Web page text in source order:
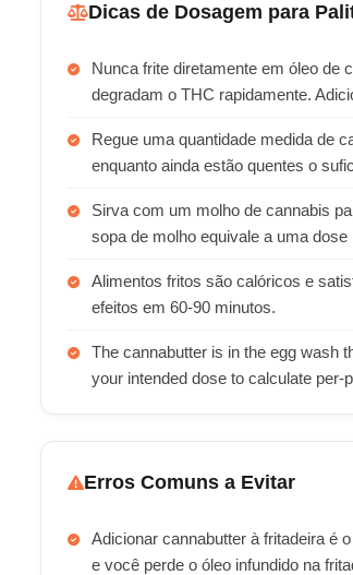
Dicas de Dosagem para
Nunca frite diretamente em óleo de
degradam o THC rapidamente.
Regue uma quantidade medida de
enquanto ainda estão quentes o
Sirva com um molho de cannabis
sopa de molho equivale a uma dose
Alimentos fritos são calóricos e
efeitos em 60-90 minutos.
The cannabutter is in the egg wash
your intended dose to calculate per-
Erros Comuns a Evitar
Adicionar cannabutter à fritadeira é
e você perde o óleo infundido na